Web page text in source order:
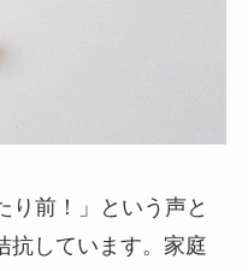
り前！」という声と
抗しています。家庭